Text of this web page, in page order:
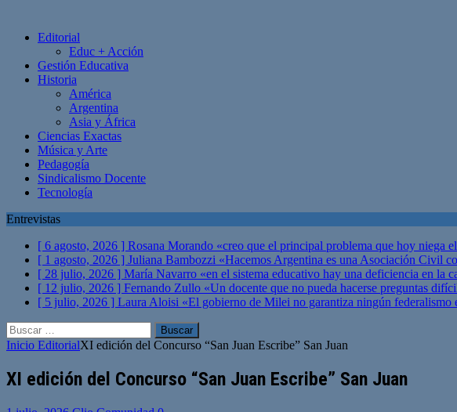
Editorial
Educ + Acción
Gestión Educativa
Historia
América
Argentina
Asia y África
Ciencias Exactas
Música y Arte
Pedagogía
Sindicalismo Docente
Tecnología
Entrevistas
[ 6 agosto, 2026 ] Rosana Morando «creo que el principal problema que hoy niega
[ 1 agosto, 2026 ] Juliana Bambozzi «Hacemos Argentina es una Asociación Civil
[ 28 julio, 2026 ] María Navarro «en el sistema educativo hay una deficiencia en la
[ 12 julio, 2026 ] Fernando Zullo «Un docente que no pueda hacerse preguntas
[ 5 julio, 2026 ] Laura Aloisi «El gobierno de Milei no garantiza ningún federalismo
Buscar:
Inicio EditorialXI edición del Concurso “San Juan Escribe” San Juan
XI edición del Concurso “San Juan Escribe” San Juan